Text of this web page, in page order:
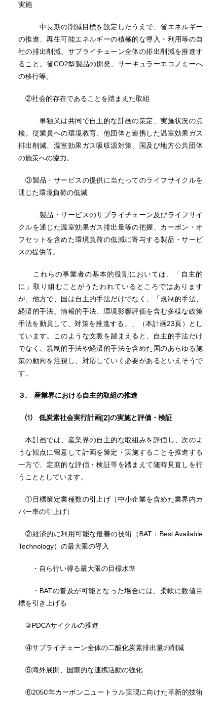
実施
中長期の削減目標を設定したうえで、省エネルギー
の推進、再生可能エネルギーの積極的な導入・利用等の自
社の排出削減、サプライチェーン全体の排出削減を推進す
ること。省CO2型製品の開発、サーキュラーエコノミーへ
の移行等。
②社会的存在であることを踏まえた取組
単独又は共同で自主的な計画の策定、実施状況の点
検。従業員への環境教育、他団体と連携した温室効果ガス
排出削減、温室効果ガス吸収源対策、国及び地方公共団体
の施策への協力。
③製品・サービスの提供に当たってのライフサイクルを
通じた環境負荷の低減
製品・サービスのサプライチェーン及びライフサイ
クルを通じた温室効果ガス排出量等の把握、カーボン・オ
フセットを含めた環境負荷の低減に寄与する製品・サービ
スの提供等。
これらの事業者の基本的役割においては、「自主的
に」取り組むことがうたわれているところではあります
が、他方で、国は自主的手法だけでなく、「規制的手法、
経済的手法、情報的手法、環境影響評価を含む多様な政策
手法を動員して、対策を推進する。」（本計画23頁）とし
ています。このような文脈を踏まえると、自主的手法だけ
でなく、規制的手法や経済的手法を含めた国のあらゆる施
策の動向を注視し、対応していく必要があるといえそうで
す。
３. 産業界における自主的取組の推進
⑴ 低炭素社会実行計画[2]の実施と評価・検証
本計画では、産業界の自主的な取組みを評価し、次のよ
うな観点に留意して計画を策定・実施することを推進する
一方で、定期的な評価・検証等を踏まえて随時見直しを行
うこととしています。
①目標策定業種数の引上げ（中小企業を含めた業界内カ
バー率の引上げ）
②経済的に利用可能な最善の技術（BAT：Best Available
Technology）の最大限の導入
・自ら行い得る最大限の目標水準
・BATの普及が可能となった場合には、柔軟に数値目
標を引き上げる
③PDCAサイクルの推進
④サプライチェーン全体の二酸化炭素排出量の削減
⑤海外展開、国際的な連携活動の強化
⑥2050年カーボンニュートラル実現に向けた革新的技術